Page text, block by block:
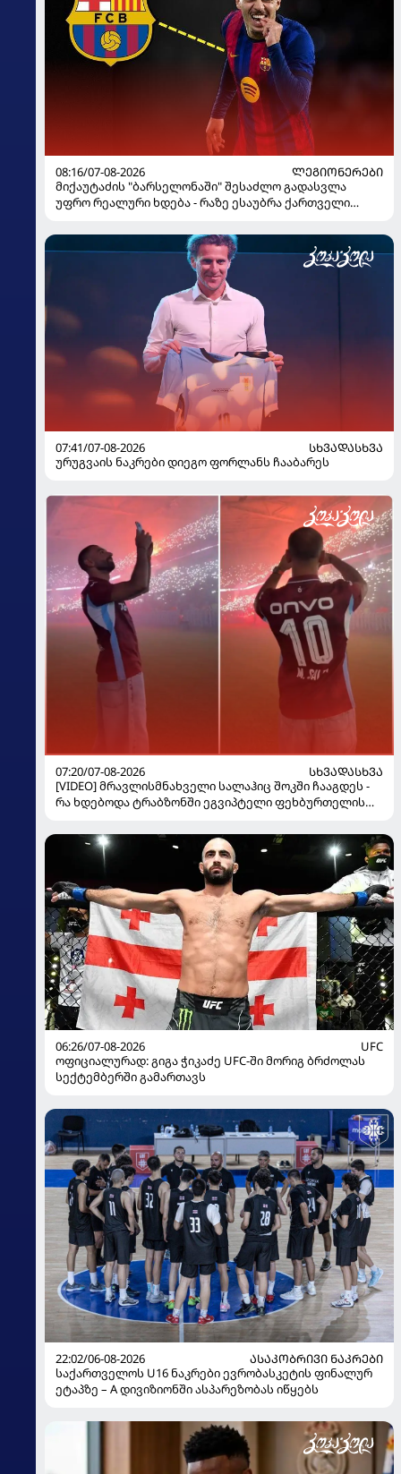
08:16/07-08-2026
ᲚᲔᲒᲘᲝᲜᲔᲠᲔᲑᲘ
მიქაუტაძის "ბარსელონაში" შესაძლო გადასვლა
უფრო რეალური ხდება - რაზე ესაუბრა ქართველი
07:41/07-08-2026
ᲡᲮᲕᲐᲓᲐᲡᲮᲕᲐ
ურუგვაის ნაკრები დიეგო ფორლანს ჩააბარეს
07:20/07-08-2026
ᲡᲮᲕᲐᲓᲐᲡᲮᲕᲐ
[VIDEO] მრავლისმნახველი სალაჰიც შოკში ჩააგდეს -
რა ხდებოდა ტრაბზონში ეგვიპტელი ფეხბურთელის
06:26/07-08-2026
UFC
ოფიციალურად: გიგა ჭიკაძე UFC-ში მორიგ ბრძოლას
სექტემბერში გამართავს
22:02/06-08-2026
ᲐᲡᲐᲙᲝᲑᲠᲘᲕᲘ ᲜᲐᲙᲠᲔᲑᲘ
საქართველოს U16 ნაკრები ევრობასკეტის ფინალურ
ეტაპზე – A დივიზიონში ასპარეზობას იწყებს